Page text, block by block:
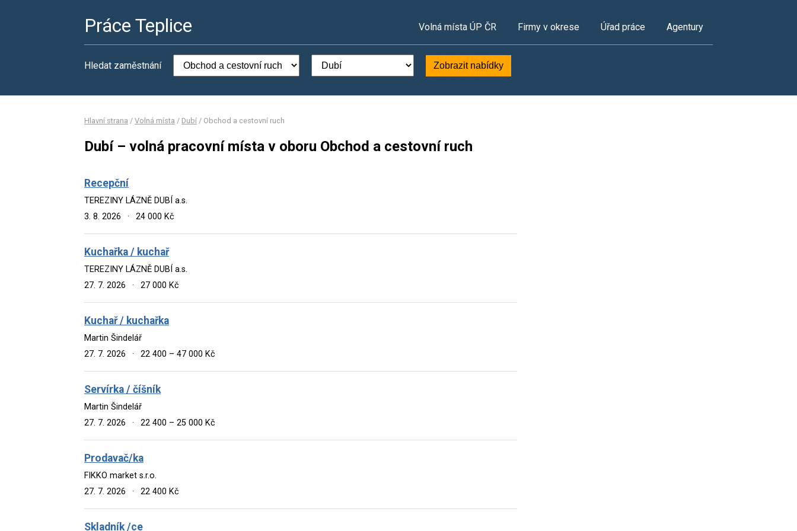
Práce Teplice Volná místa ÚP ČR Firmy v okrese Úřad práce Agentury
Hledat zaměstnání Zobrazit nabídky
Hlavní strana / Volná místa / Dubí / Obchod a cestovní ruch
Dubí – volná pracovní místa v oboru Obchod a cestovní ruch
Recepční
TEREZINY LÁZNĚ DUBÍ a.s.
3. 8. 2026
· 24 000 Kč
Kuchařka / kuchař
TEREZINY LÁZNĚ DUBÍ a.s.
27. 7. 2026
· 27 000 Kč
Kuchař / kuchařka
Martin Šindelář
27. 7. 2026
· 22 400 – 47 000 Kč
Servírka / číšník
Martin Šindelář
27. 7. 2026
· 22 400 – 25 000 Kč
Prodavač/ka
FIKKO market s.r.o.
27. 7. 2026
· 22 400 Kč
Skladník /ce